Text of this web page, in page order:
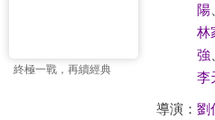
終極一戰，再續經典
陽
林
強
李
導演： 劉